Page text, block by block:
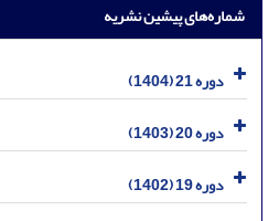
شماره‌های پیشین نشریه
دوره 21 (1404)
دوره 20 (1403)
دوره 19 (1402)